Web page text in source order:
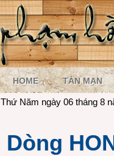
HOME TẢN MẠN
Thứ Năm ngày 06 tháng 8
Dòng